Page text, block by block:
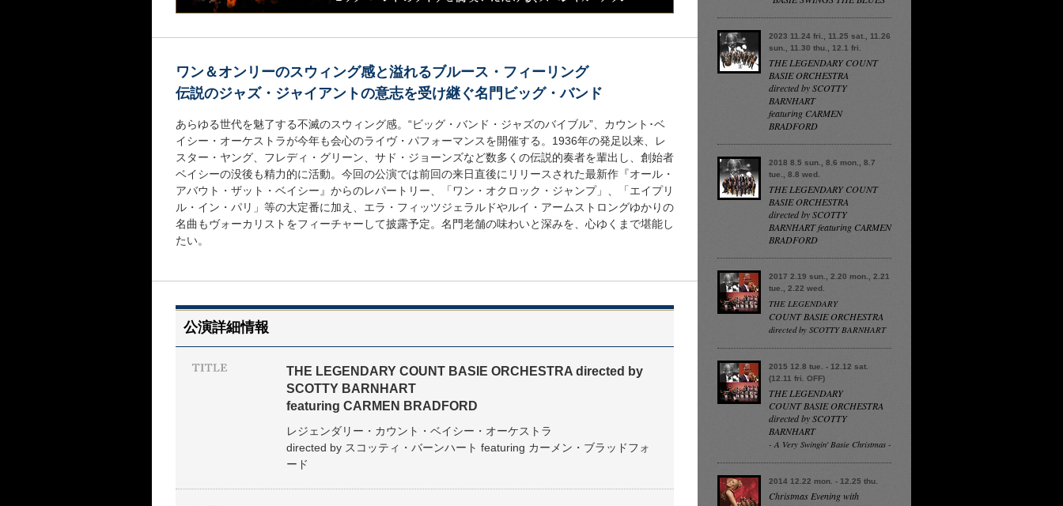
ワン＆オンリーのスウィング感と溢れるブルース・フィーリング
伝説のジャズ・ジャイアントの意志を受け継ぐ名門ビッグ・バンド
あらゆる世代を魅了する不滅のスウィング感。“ビッグ・バンド・ジャズのバイブル”、カウント･ベ
イシー・オーケストラが今年も会心のライヴ・パフォーマンスを開催する。1936年の発足以来、レ
スター・ヤング、フレディ・グリーン、サド・ジョーンズなど数多くの伝説的奏者を輩出し、創始者
ベイシーの没後も精力的に活動。今回の公演では前回の来日直後にリリースされた最新作『オール・
アバウト・ザット・ベイシー』からのレパートリー、「ワン・オクロック・ジャンプ」、「エイプリ
ル・イン・パリ」等の大定番に加え、エラ・フィッツジェラルドやルイ・アームストロングゆかりの
名曲もヴォーカリストをフィーチャーして披露予定。名門老舗の味わいと深みを、心ゆくまで堪能し
たい。
公演詳細情報
THE LEGENDARY COUNT BASIE ORCHESTRA directed by
SCOTTY BARNHART
featuring CARMEN BRADFORD
レジェンダリー・カウント・ベイシー・オーケストラ
directed by スコッティ・バーンハート featuring カーメン・ブラッドフォ
ード
2023 11.24 fri., 11.25 sat., 11.26
sun., 11.30 thu., 12.1 fri.
THE LEGENDARY COUNT
BASIE ORCHESTRA
directed by SCOTTY
BARNHART
featuring CARMEN
BRADFORD
2018 8.5 sun., 8.6 mon., 8.7
tue., 8.8 wed.
THE LEGENDARY COUNT
BASIE ORCHESTRA
directed by SCOTTY
BARNHART featuring CARMEN
BRADFORD
2017 2.19 sun., 2.20 mon., 2.21
tue., 2.22 wed.
THE LEGENDARY
COUNT BASIE ORCHESTRA
directed by SCOTTY BARNHART
2015 12.8 tue. - 12.12 sat.
(12.11 fri. OFF)
THE LEGENDARY
COUNT BASIE ORCHESTRA
directed by SCOTTY
BARNHART
- A Very Swingin' Basie Christmas -
2014 12.22 mon. - 12.25 thu.
Christmas Evening with